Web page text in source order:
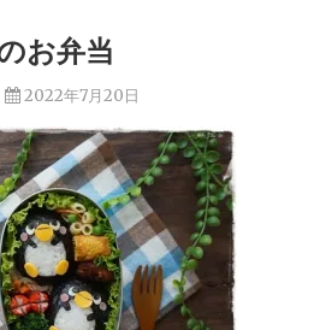
お弁当
2022年7月20日